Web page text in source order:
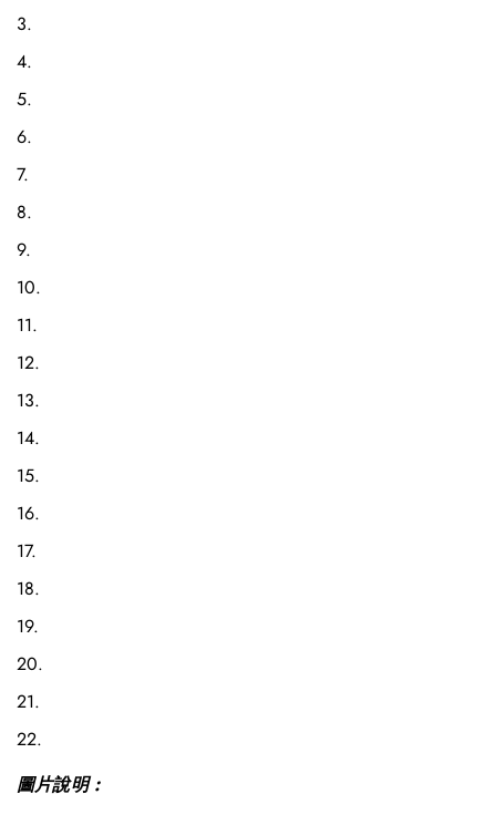
3.
4.
5.
6.
7.
8.
9.
10.
11.
12.
13.
14.
15.
16.
17.
18.
19.
20.
21.
22.
圖片說明 :